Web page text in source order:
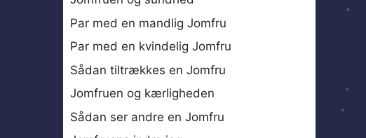
Par med en mandlig Jomfru
Par med en kvindelig Jomfru
Sådan tiltrækkes en Jomfru
Jomfruen og kærligheden
Sådan ser andre en Jomfru